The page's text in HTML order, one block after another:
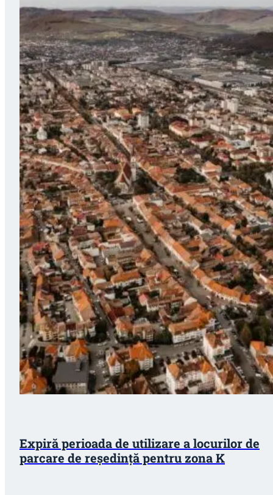
Expiră perioada de utilizare a locurilor de
parcare de reședință pentru zona K